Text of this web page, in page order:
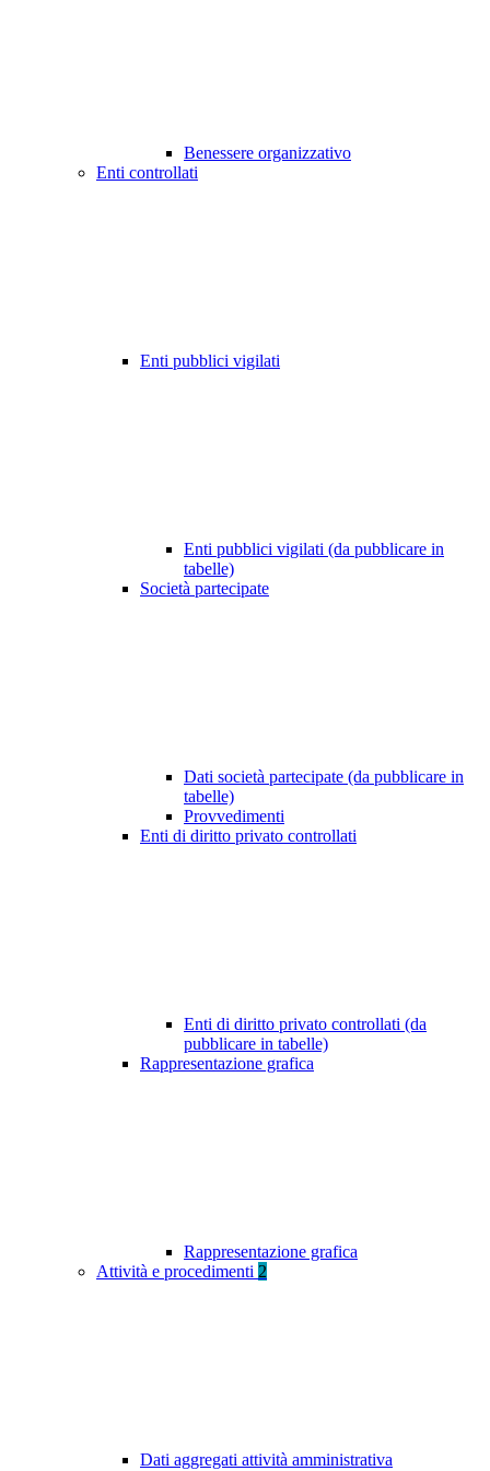
Benessere organizzativo
Enti controllati
Enti pubblici vigilati
Enti pubblici vigilati (da pubblicare in
tabelle)
Società partecipate
Dati società partecipate (da pubblicare in
tabelle)
Provvedimenti
Enti di diritto privato controllati
Enti di diritto privato controllati (da
pubblicare in tabelle)
Rappresentazione grafica
Rappresentazione grafica
Attività e procedimenti 2
Dati aggregati attività amministrativa